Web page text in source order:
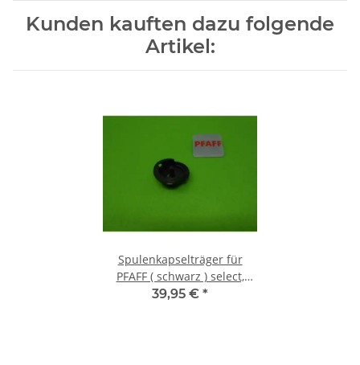
Kunden kauften dazu folgende
Artikel:
Spulenkapselträger für
PFAFF ( schwarz ) select,
expression, creative
39,95 € *